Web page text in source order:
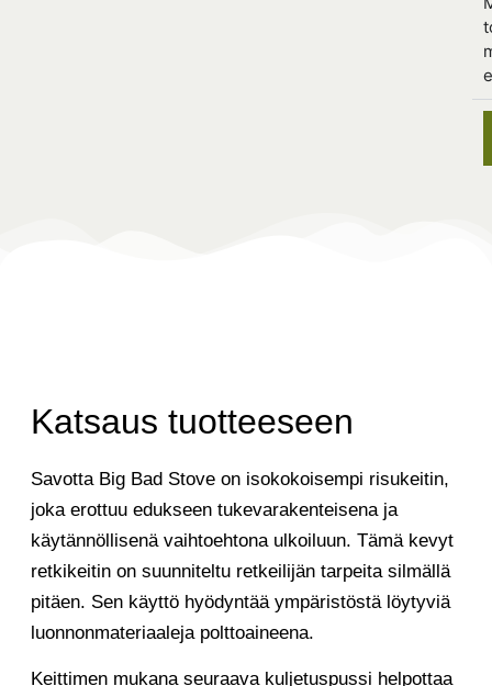
Katsaus tuotteeseen
Savotta Big Bad Stove on isokokoisempi risukeitin,
joka erottuu edukseen tukevarakenteisena ja
käytännöllisenä vaihtoehtona ulkoiluun. Tämä kevyt
retkikeitin on suunniteltu retkeilijän tarpeita silmällä
pitäen. Sen käyttö hyödyntää ympäristöstä löytyviä
luonnonmateriaaleja polttoaineena.
Keittimen mukana seuraava kuljetuspussi helpottaa